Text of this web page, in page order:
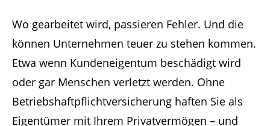
Wo gearbeitet wird, passieren Fehler. Und die
können Unternehmen teuer zu stehen kommen.
Etwa wenn Kundeneigentum beschädigt wird
oder gar Menschen verletzt werden. Ohne
Betriebshaftpflichtversicherung haften Sie als
Eigentümer mit Ihrem Privatvermögen – und